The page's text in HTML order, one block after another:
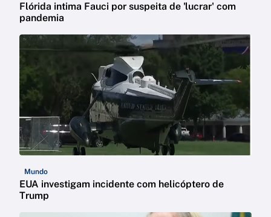
Flórida intima Fauci por suspeita de 'lucrar' com
pandemia
Mundo
EUA investigam incidente com helicóptero de
Trump